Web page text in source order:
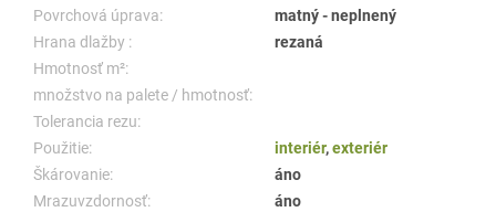
Povrchová úprava:
matný - neplnený
Hrana dlažby :
rezaná
Hmotnosť m²:
množstvo na palete / hmotnosť:
Tolerancia rezu:
Použitie:
interiér,exteriér
Škárovanie:
áno
Mrazuvzdornosť:
áno